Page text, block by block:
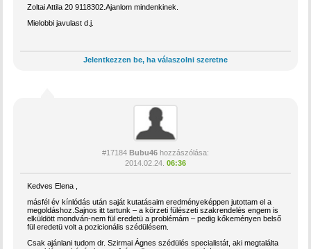
Zoltai Attila 20 9118302.Ajanlom mindenkinek.
Mielobbi javulast d.j.
Jelentkezzen be, ha válaszolni szeretne
#17184 Bubu46 hozzászólása:
2014.02.24. 06:36
Kedves Elena ,
másfél év kínlódás után saját kutatásaim eredményeképpen jutottam el a
megoldáshoz.Sajnos itt tartunk – a körzeti fülészeti szakrendelés engem is
elküldött mondván-nem fül eredetü a problémám – pedig kőkeményen belső
fül eredetü volt a pozicionális szédülésem.
Csak ajánlani tudom dr. Szirmai Ágnes szédülés specialistát, aki megtalálta